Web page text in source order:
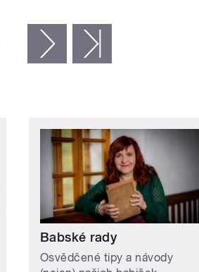
následující ›
Babské rady
Osvědčené tipy a návody